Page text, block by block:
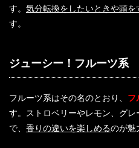
す。 気分転換をしたいときや頭
す。
ジューシー！フルーツ系
フルーツ系はその名のとおり、 フ
す。ストロベリーやレモン、グ
で、 香りの違いを楽しめるのが魅